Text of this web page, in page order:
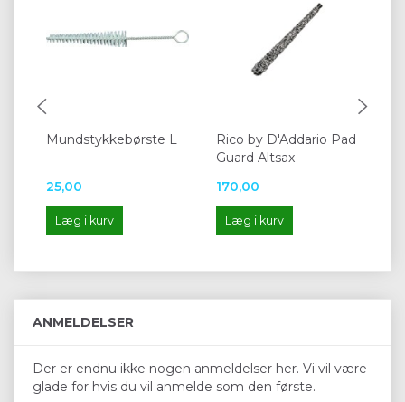
Mundstykkebørste L
25,00
Læg i kurv
Rico by D'Addario Pad
Guard Altsax
170,00
Læg i kurv
ANMELDELSER
Der er endnu ikke nogen anmeldelser her. Vi vil være
glade for hvis du vil anmelde som den første.